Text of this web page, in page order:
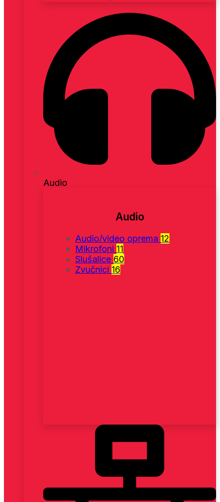
Audio
Audio
Audio/video oprema 12
Mikrofoni 11
Slušalice 60
Zvučnici 16